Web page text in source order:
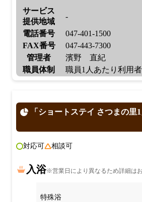
サービス
提供地域
-
電話番号
047-401-1500
FAX番号
047-443-7300
管理者
濱野 直紀
職員体制
職員1人あたり利用
「ショートステイ さつまの里
対応可 相談可
入浴※営業日により異なるため詳細は
特殊浴